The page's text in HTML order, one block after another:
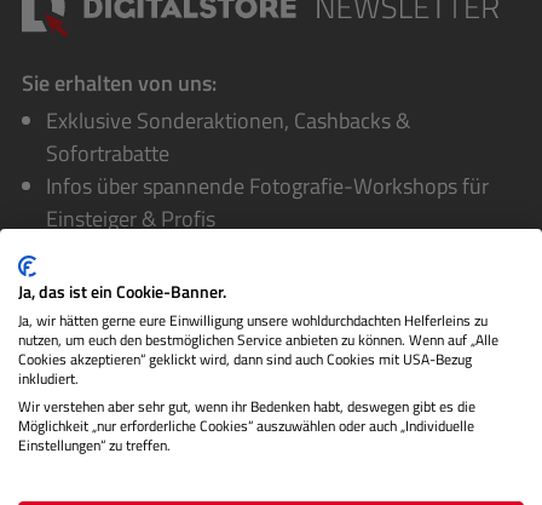
Sie erhalten von uns:
Exklusive Sonderaktionen, Cashbacks &
Sofortrabatte
Infos über spannende Fotografie-Workshops für
Einsteiger & Profis
DIGITALSTORENewsletter abonnieren
Newsletter bestellen
Ja, das ist ein Cookie-Banner.
Ja, wir hätten gerne eure Einwilligung unsere wohldurchdachten Helferleins zu
nutzen, um euch den bestmöglichen Service anbieten zu können. Wenn auf „Alle
Cookies akzeptieren“ geklickt wird, dann sind auch Cookies mit USA-Bezug
inkludiert.
Wir verstehen aber sehr gut, wenn ihr Bedenken habt, deswegen gibt es die
Möglichkeit „nur erforderliche Cookies“ auszuwählen oder auch „Individuelle
Einstellungen“ zu treffen.